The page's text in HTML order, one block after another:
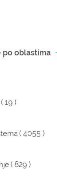
po oblastima
( 19 )
( 4055 )
( 829 )